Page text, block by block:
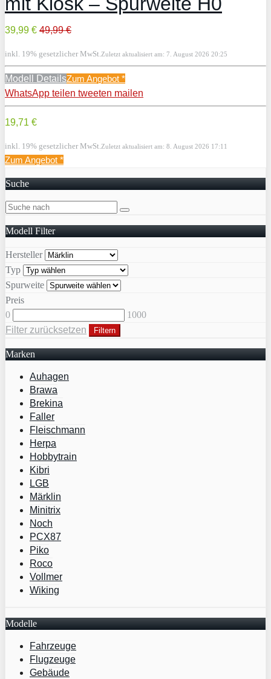
39,99 € 49,99 €
inkl. 19% gesetzlicher MwSt.Zuletzt aktualisiert am: 7. August 2026 20:25
Modell DetailsZum Angebot *
WhatsApp teilen tweeten mailen
19,71 €
inkl. 19% gesetzlicher MwSt.Zuletzt aktualisiert am: 8. August 2026 17:11
Zum Angebot *
Suche
Modell Filter
Hersteller
Typ
Spurweite
Preis
0
1000
Filter zurücksetzen
Filtern
Marken
Auhagen
Brawa
Brekina
Faller
Fleischmann
Herpa
Hobbytrain
Kibri
LGB
Märklin
Minitrix
Noch
PCX87
Piko
Roco
Vollmer
Wiking
Modelle
Fahrzeuge
Flugzeuge
Gebäude